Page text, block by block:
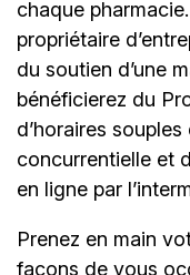
chaque
propriétaire
du soutien d’une
bénéficierez du
d’horaires
concurrentielle et
en ligne par
Prenez en main
façons de vous